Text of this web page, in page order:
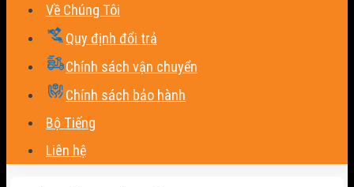
Về Chúng Tôi
Quy định đổi trả
Chính sách vận chuyển
Chính sách bảo hành
Bộ Tiếng
Liên hệ